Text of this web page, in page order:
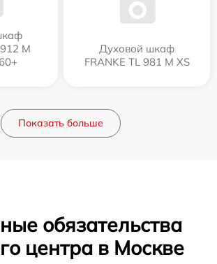
M
Духовой шкаф
FRANKE TL 981 M XS
Показать больше
обязательства
центра в Москве